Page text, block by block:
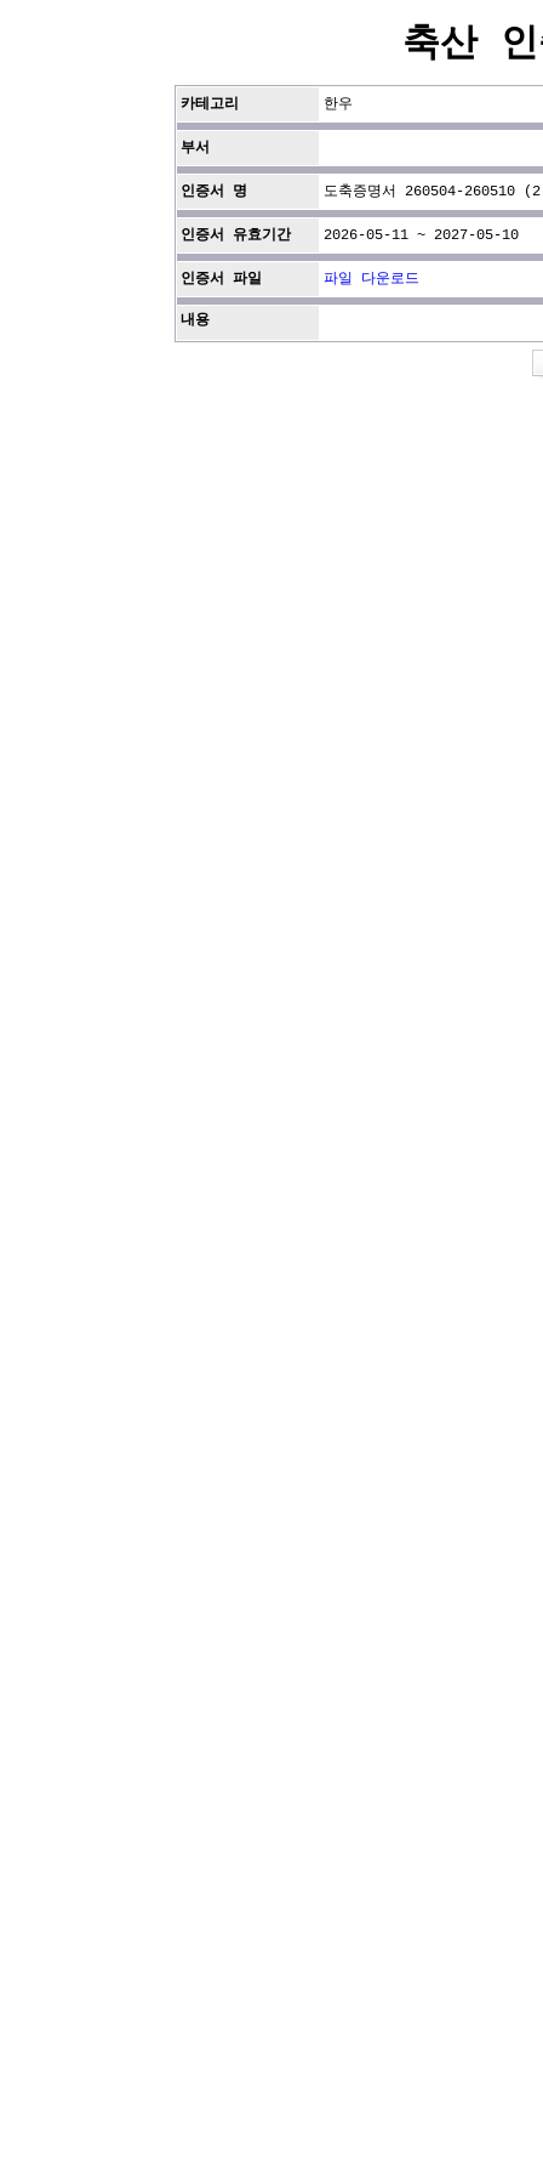
축산
카테고리 한우
부서
인증서 명 도축증명서 260504-260510
인증서 유효기간 2026-05-11 ~ 2027-05-10
인증서 파일 파일 다운로드
내용